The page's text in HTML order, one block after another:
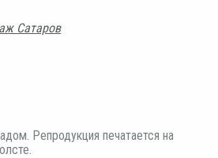
Сатаров
Репродукция печатается на